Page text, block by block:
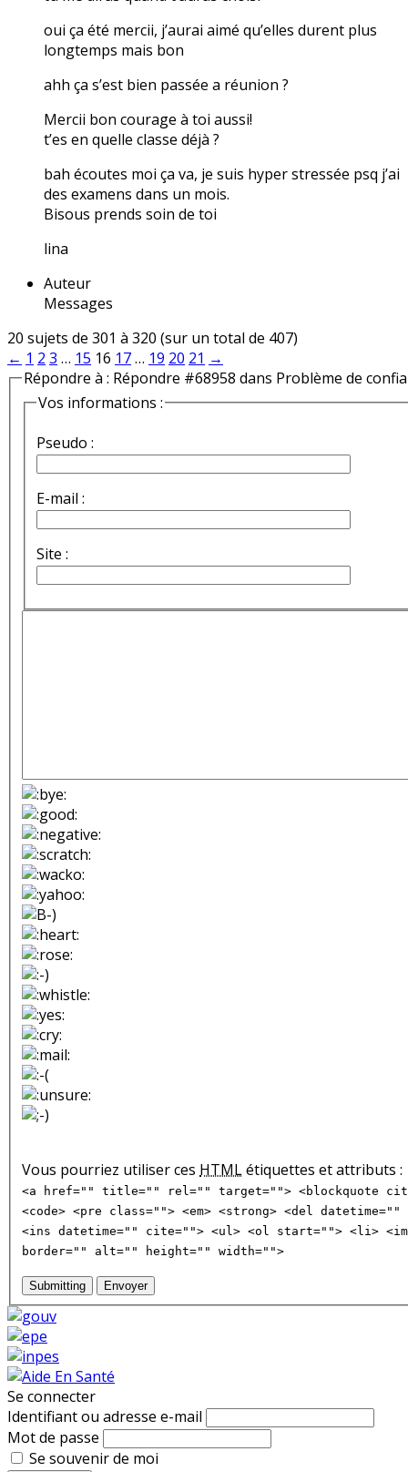
oui ça été mercii, j’aurai aimé qu’elles durent plus
longtemps mais bon
ahh ça s’est bien passée a réunion ?
Mercii bon courage à toi aussi!
t’es en quelle classe déjà ?
bah écoutes moi ça va, je suis hyper stressée psq j’ai
des examens dans un mois.
Bisous prends soin de toi
lina
Auteur
Messages
20 sujets de 301 à 320 (sur un total de 407)
← 1 2 3 … 15 16 17… 19 20 21 →
Répondre à : Répondre #68958 dans Problème de
Vos informations :
Pseudo :
E-mail :
Site :
Vous pourriez utiliser ces HTMLétiquettes et attributs :
<a href="" title="" rel="" target=""> <blockquote
<code> <pre class=""> <em> <strong> <del
<ins datetime="" cite=""> <ul> <ol start=""> <li>
border="" alt="" height="" width="">
Submitting Envoyer
Se connecter
Identifiant ou adresse e-mail
Mot de passe
Se souvenir de moi